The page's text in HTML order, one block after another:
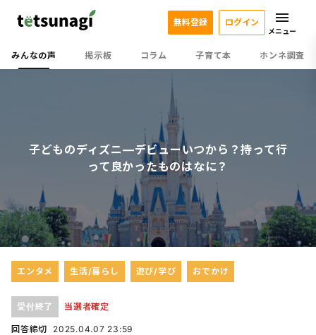
みんなの声 掲示板 コラム 子育て本 ホンネ調査
無料登録 ログイン
メニュー
子どものディズニ―デビューいつから？持って行
って良かったものはなに？
エンタメ 生活/暮らし 遊び/学び おでかけ
受付終了 当選者確定
回答締切
2025.04.07 23:59